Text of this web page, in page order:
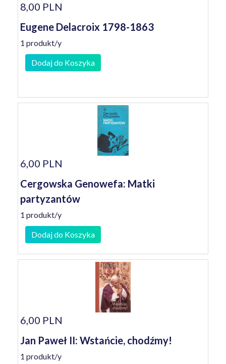
8,00 PLN
Eugene Delacroix 1798-1863
1 produkt/y
Dodaj do Koszyka
6,00 PLN
Cergowska Genowefa: Matki
partyzantów
1 produkt/y
Dodaj do Koszyka
6,00 PLN
Jan Paweł II: Wstańcie, chodźmy!
1 produkt/y